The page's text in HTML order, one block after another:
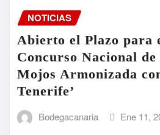
NOTICIAS
Abierto el Plazo para
Concurso Nacional de
Mojos Armonizada
Tenerife’
Bodegacanaria Ene 11,